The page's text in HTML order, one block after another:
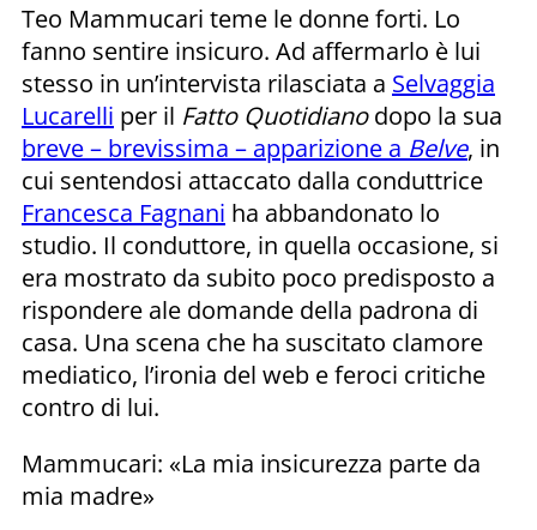
Teo Mammucari teme le donne forti. Lo
fanno sentire insicuro. Ad affermarlo è lui
stesso in un’intervista rilasciata a Selvaggia
Lucarelli per il Fatto Quotidianodopo la sua
breve – brevissima – apparizione a Belve, in
cui sentendosi attaccato dalla conduttrice
Francesca Fagnani ha abbandonato lo
studio. Il conduttore, in quella occasione, si
era mostrato da subito poco predisposto a
rispondere ale domande della padrona di
casa. Una scena che ha suscitato clamore
mediatico, l’ironia del web e feroci critiche
contro di lui.
Mammucari: «La mia insicurezza parte da
mia madre»